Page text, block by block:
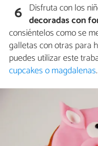
6 Disfruta con los
decoradas con
consiéntelos como se
galletas con otras para
puedes utilizar este
cupcakes o magdalenas.